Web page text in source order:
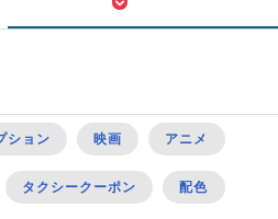
ション 映画 アニメ
タクシークーポン 配色